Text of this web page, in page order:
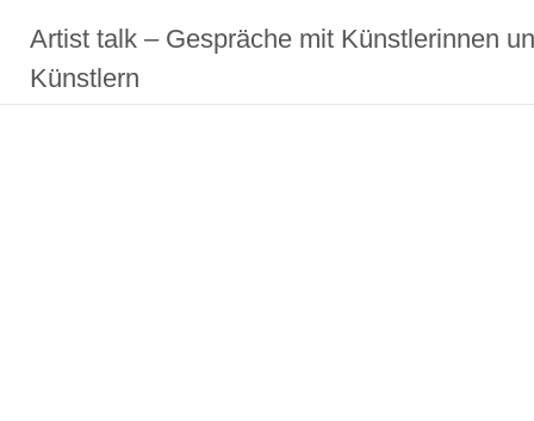
Inhalt
springen
Artist talk – Gespräche mit Künstlerinnen
Künstlern